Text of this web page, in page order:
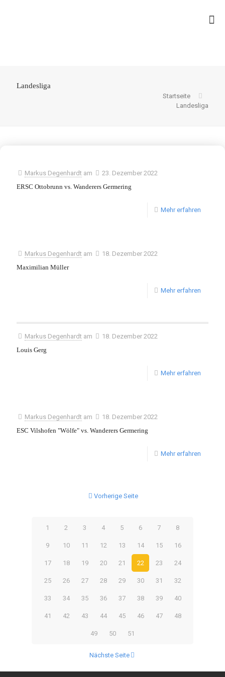
Landesliga
Startseite
Landesliga
Markus Degenhardt am
23. Dezember 2022
ERSC Ottobrunn vs. Wanderers Germering
Mehr erfahren
Markus Degenhardt am
18. Dezember 2022
Maximilian Müller
Mehr erfahren
Markus Degenhardt am
18. Dezember 2022
Louis Gerg
Mehr erfahren
Markus Degenhardt am
18. Dezember 2022
ESC Vilshofen "Wölfe" vs. Wanderers Germering
Mehr erfahren
Vorherige Seite
1 2 3 4 5 6 7 8
9 10 11 12 13 14 15 16
17 18 19 20 21 22 23 24
25 26 27 28 29 30 31 32
33 34 35 36 37 38 39 40
41 42 43 44 45 46 47 48
49 50 51
Nächste Seite